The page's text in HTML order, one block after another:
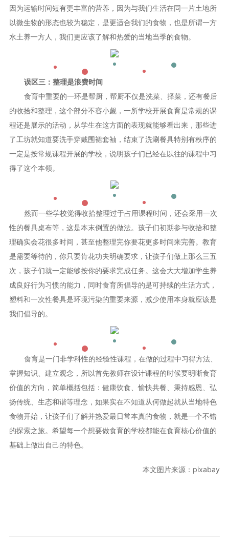
因为运输时间短有更丰富的营养，因为与我们生活在同一片土地所
以微生物的形态也较为稳定，是更适合我们的食物，也是所谓一方
水土养一方人，我们更应该了解和热爱的当地当季的食物。
误区三：整理是浪费时间
食育中重要的一环是帮厨，帮厨不仅是洗菜、择菜，还有餐后
的收拾和整理，这个部分不容小觑，一所学校开展食育是常规的课
程还是展示的活动，从学生在这方面的表现就能够看出来，那些进
了工坊就知道要洗手穿戴围裙套袖，结束了洗涮餐具特别有秩序的
一定是按常规课程开展的学校，说明孩子们已经在以往的课程中习
得了这个本领。
然而一些学校觉得收拾整理过于占用课程时间，还会采用一次
性的餐具桌布等，这是本末倒置的做法。孩子们初期参与收拾和整
理确实会花很多时间，甚至他整理完你要花更多时间来完善。教育
是需要等待的，你只要肯花功夫明确要求，让孩子们做上那么三五
次，孩子们就一定能够按你的要求完成任务。这会大大增加学生养
成良好行为习惯的能力，同时食育所倡导的是可持续的生活方式，
塑料和一次性餐具是环境污染的重要来源，减少使用本身就应该是
我们倡导的。
食育是一门非学科性的经验性课程，在做的过程中习得方法、
掌握知识、建立观念，所以首先教师在设计课程的时候要明晰食育
价值的方向，简单概括包括：健康饮食、愉快共餐、秉持感恩、弘
扬传统、生态和谐等理念，如果实在不知道从何做起就从当地特色
食物开始，让孩子们了解并热爱最日常本真的食物，就是一个不错
的探索之旅。希望每一个想要做食育的学校都能在食育核心价值的
基础上做出自己的特色。
本文图片来源：pixabay